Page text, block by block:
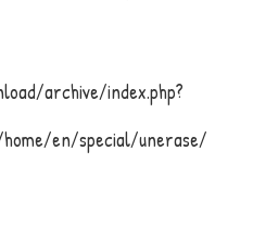
archive/index.php?
en/special/unerase/